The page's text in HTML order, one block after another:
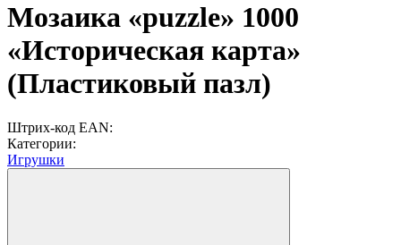
Мозаика «puzzle» 1000
«Историческая карта»
(Пластиковый пазл)
Штрих-код EAN:
Категории:
Игрушки